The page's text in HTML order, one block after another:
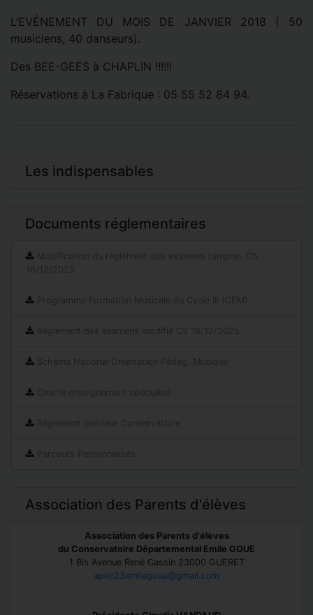
L’EVÉNEMENT DU MOIS DE JANVIER 2018 ( 50
musiciens, 40 danseurs).
Des BEE-GEES à CHAPLIN !!!!!!
Réservations à La Fabrique : 05 55 52 84 94.
Les indispensables
Documents réglementaires
Modification du règlement des examens tampon. CS
16/12/2025
Programme Formation Musicale du Cycle III (CEM)
Règlement des examens modifié CS 16/12/2025
Schéma National Orientation Pédag. Musique
Charte enseignement spécialisé
Règlement intérieur Conservatoire
Parcours Personnalisés
Association des Parents d'élèves
Association des Parents d'élèves
du Conservatoire Départemental Emile GOUE
1 Bis Avenue René Cassin 23000 GUERET
apec23emilegoue@gmail.com